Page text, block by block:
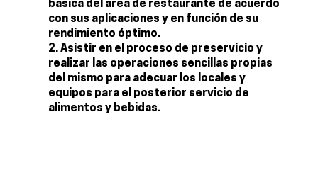
básica del área de restaurante de acuerdo
con sus aplicaciones y en función de su
rendimiento óptimo.
Asistir en el proceso de preservicio y
realizar las operaciones sencillas propias
del mismo para adecuar los locales y
equipos para el posterior servicio de
alimentos y bebidas.